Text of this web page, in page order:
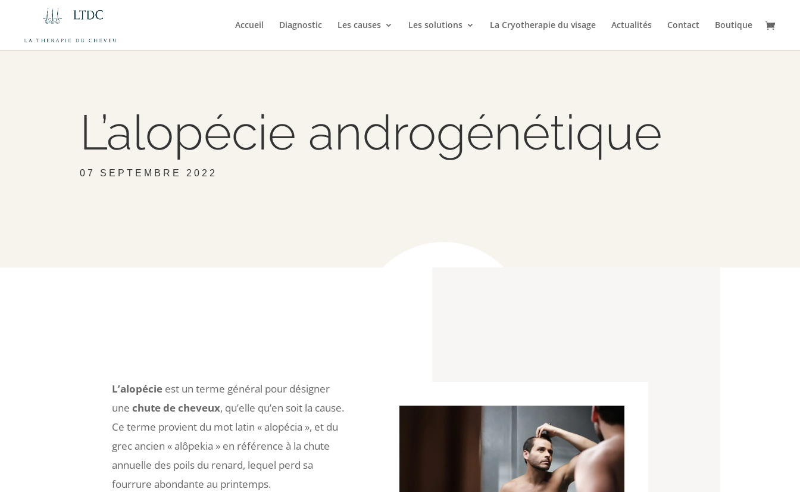
Accueil Diagnostic Les causes Les solutions La Cryotherapie du visage Actualités Contact Boutique
L’alopécie androgénétique
07 SEPTEMBRE 2022
L’alopécie est un terme général pour désigner
unechute de cheveux, qu’elle qu’en soit la cause.
Ce terme provient du mot latin « alopécia », et du
grec ancien « alôpekia » en référence à la chute
annuelle des poils du renard, lequel perd sa
fourrure abondante au printemps.